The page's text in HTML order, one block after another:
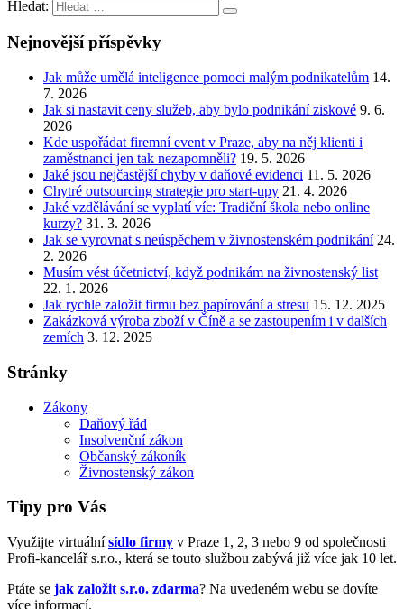
Hledat:
Nejnovější příspěvky
Jak může umělá inteligence pomoci malým podnikatelům 14.
7. 2026
Jak si nastavit ceny služeb, aby bylo podnikání ziskové 9. 6.
2026
Kde uspořádat firemní event v Praze, aby na něj klienti i
zaměstnanci jen tak nezapomněli? 19. 5. 2026
Jaké jsou nejčastější chyby v daňové evidenci 11. 5. 2026
Chytré outsourcing strategie pro start-upy 21. 4. 2026
Jaké vzdělávání se vyplatí víc: Tradiční škola nebo online
kurzy? 31. 3. 2026
Jak se vyrovnat s neúspěchem v živnostenském podnikání 24.
2. 2026
Musím vést účetnictví, když podnikám na živnostenský list
22. 1. 2026
Jak rychle založit firmu bez papírování a stresu 15. 12. 2025
Zakázková výroba zboží v Číně a se zastoupením i v dalších
zemích 3. 12. 2025
Stránky
Zákony
Daňový řád
Insolvenční zákon
Občanský zákoník
Živnostenský zákon
Tipy pro Vás
Využijte virtuálnísídlo firmy v Praze 1, 2, 3 nebo 9 od společnosti
Profi-kancelář s.r.o., která se touto službou zabývá již více jak 10 let.
Ptáte se jak založit s.r.o. zdarma? Na uvedeném webu se dovíte
více informací.